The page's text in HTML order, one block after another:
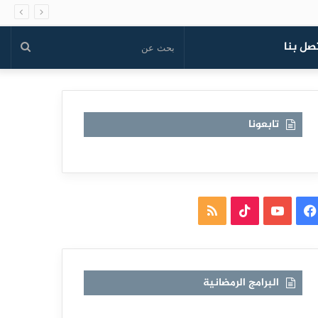
بنا بحث
تابعونا
فيسبوكيوتيوب TikTokملخص
البرامج الرمضانية